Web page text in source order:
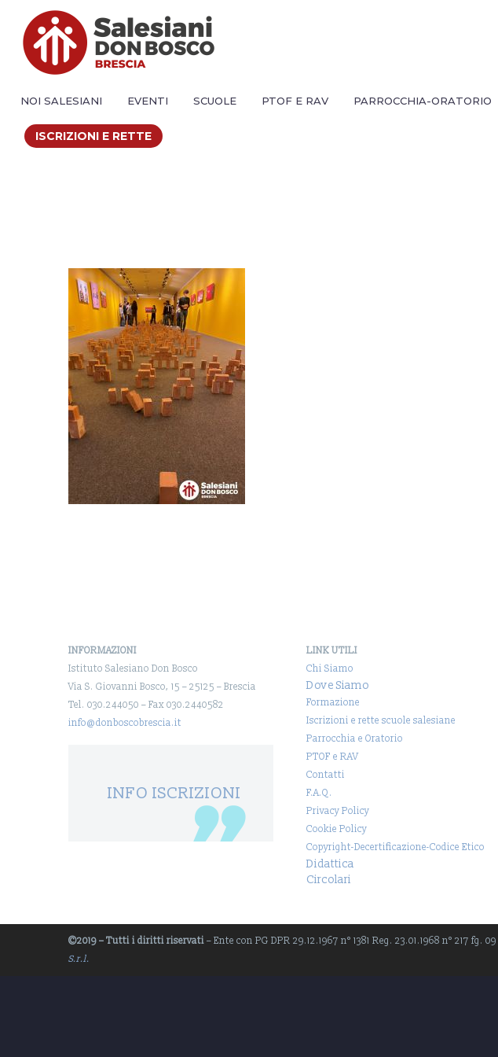
NOI SALESIANI EVENTI SCUOLE PTOF E RAV PARROCCHIA-ORATORIO
ISCRIZIONI E RETTE
INFORMAZIONI
Istituto Salesiano Don Bosco
Via S. Giovanni Bosco, 15 – 25125 – Brescia
Tel. 030.244050 – Fax 030.2440582
info@donboscobrescia.it
INFO ISCRIZIONI
LINK UTILI
Chi Siamo
Dove Siamo
Formazione
Iscrizioni e rette scuole salesiane
Parrocchia e Oratorio
PTOF e RAV
Contatti
F.A.Q.
Privacy Policy
Cookie Policy
Copyright-Decertificazione-Codice Etico
Didattica
Circolari
©2019 – Tutti i diritti riservati – Ente con PG DPR 29.12.1967 n° 1381 Reg. 23.01.1968 n° 217
S.r.l.